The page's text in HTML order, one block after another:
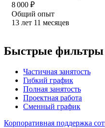
8 000 ₽
Общий опыт
13 лет 11 месяцев
Быстрые фильтры
Частичная занятость
Гибкий график
Полная занятость
Проектная работа
Сменный график
Корпоративная поддержка